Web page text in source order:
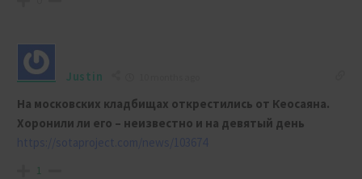
Justin
На московских кладбищах открестились от Кеосаяна.
Хоронили ли его – неизвестно и на девятый день
https://sotaproject.com/news/103674
1